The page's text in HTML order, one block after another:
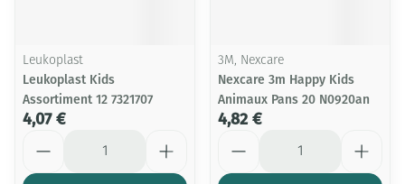
Leukoplast
Leukoplast Kids
Assortiment 12 7321707
4,07 €
3M, Nexcare
Nexcare 3m Happy Kids
Animaux Pans 20 N0920an
4,82 €